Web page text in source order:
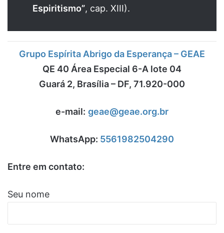
Espiritismo”, cap. XIII).
Grupo Espírita Abrigo da Esperança – GEAE
QE 40 Área Especial 6-A lote 04
Guará 2, Brasília – DF, 71.920-000
e-mail: geae@geae.org.br
WhatsApp: 5561982504290
Entre em contato:
Seu nome